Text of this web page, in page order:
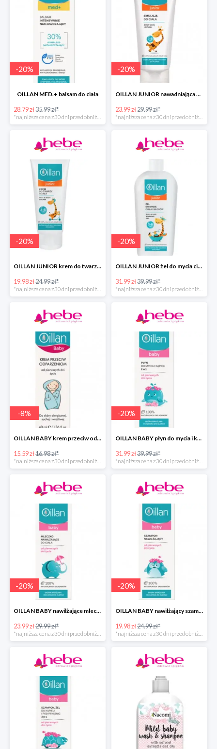
-20%
OILLAN MED.+ balsam do ciała
28.79 zł35.99 zł*
-20%
OILLAN JUNIOR nawadniająca emulsja do ciała, 200 ml
23.99 zł29.99 zł*
-20%
OILLAN JUNIOR krem do twarzy i ciała, 75 ml
19.98 zł24.99 zł*
-20%
OILLAN JUNIOR żel do mycia ciała i włosów, 400 ml
31.99 zł39.99 zł*
-8%
OILLAN BABY krem przeciw odparzeniom, 40 ml
15.59 zł16.98 zł*
*najniższa cena z 30 dni przed obniżką
-20%
OILLAN BABY płyn do mycia i kąpieli dla dzieci od pierwszych dni życia, 400 ml
31.99 zł39.99 zł*
*najniższa cena z 30 dni przed obniżką
-20%
OILLAN BABY nawilżające mleczko do ciała, 200 ml
23.99 zł29.99 zł*
-20%
OILLAN BABY nawilżający szampon do włosów, 200 ml
19.98 zł24.99 zł*